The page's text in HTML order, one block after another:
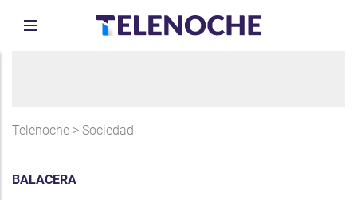
Telenoche > Sociedad
BALACERA